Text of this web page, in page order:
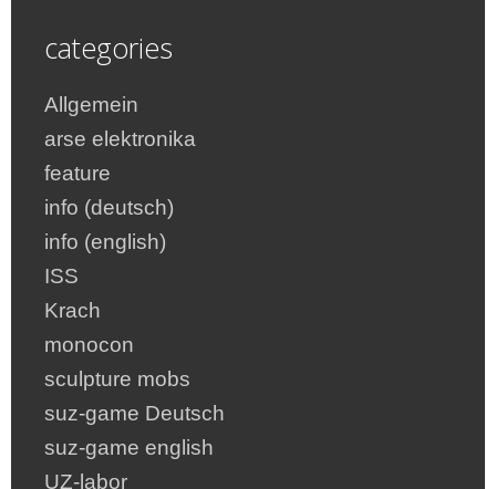
categories
Allgemein
arse elektronika
feature
info (deutsch)
info (english)
ISS
Krach
monocon
sculpture mobs
suz-game Deutsch
suz-game english
UZ-labor